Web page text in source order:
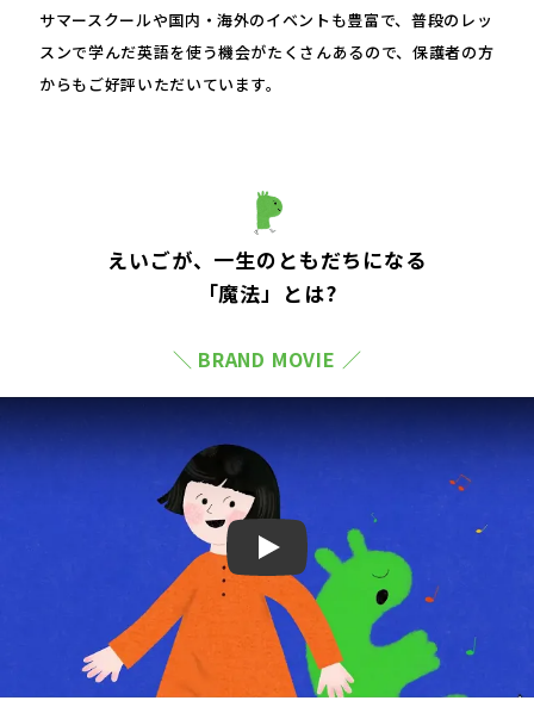
サマースクールや国内・海外のイベントも豊富で、普段のレッ
スンで学んだ英語を使う機会がたくさんあるので、保護者の方
からもご好評いただいています。
えいごが、一生のともだちになる
「魔法」とは?
＼ BRAND MOVIE ／